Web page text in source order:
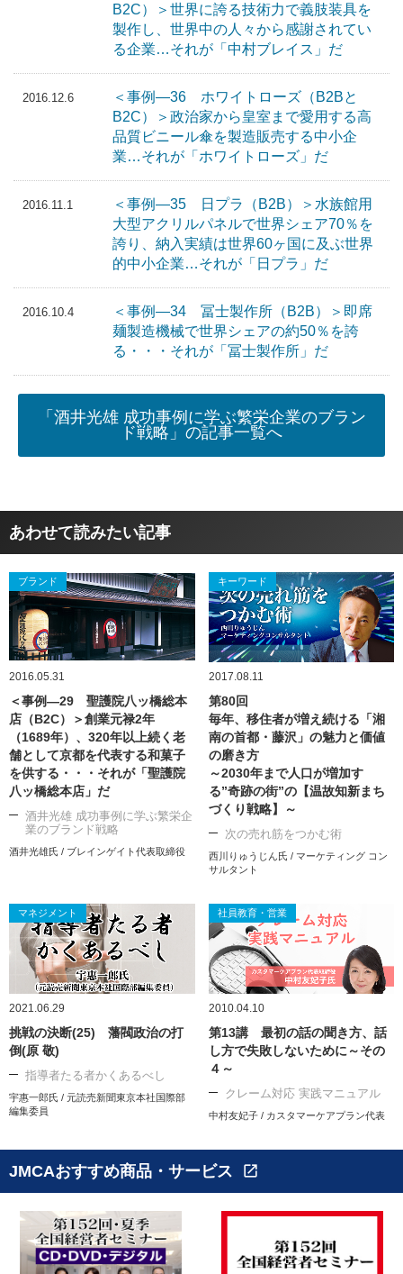
B2C）＞世界に誇る技術力で義肢装具を
製作し、世界中の人々から感謝されてい
る企業…それが「中村ブレイス」だ
2016.12.6
＜事例―36 ホワイトローズ（B2Bと
B2C）＞政治家から皇室まで愛用する高
品質ビニール傘を製造販売する中小企
業…それが「ホワイトローズ」だ
2016.11.1
＜事例―35 日プラ（B2B）＞水族館用
大型アクリルパネルで世界シェア70％を
誇り、納入実績は世界60ヶ国に及ぶ世界
的中小企業…それが「日プラ」だ
2016.10.4
＜事例―34 冨士製作所（B2B）＞即席
麺製造機械で世界シェアの約50％を誇
る・・・それが「冨士製作所」だ
「酒井光雄 成功事例に学ぶ繁栄企業のブラン
ド戦略」の記事一覧へ
あわせて読みたい記事
ブランド
2016.05.31
＜事例―29 聖護院八ッ橋総本
店（B2C）＞創業元禄2年
（1689年）、320年以上続く老
舗として京都を代表する和菓子
を供する・・・それが「聖護院
八ッ橋総本店」だ
酒井光雄 成功事例に学ぶ繁栄企
業のブランド戦略
酒井光雄氏 / ブレインゲイト代表取締役
キーワード
2017.08.11
第80回
毎年、移住者が増え続ける「湘
南の首都・藤沢」の魅力と価値
の磨き方
～2030年まで人口が増加す
る”奇跡の街”の【温故知新まち
づくり戦略】～
次の売れ筋をつかむ術
西川りゅうじん氏 / マーケティング コン
サルタント
マネジメント
2021.06.29
挑戦の決断(25) 藩閥政治の打
倒(原 敬)
指導者たる者かくあるべし
宇惠一郎氏 / 元読売新聞東京本社国際部
編集委員
社員教育・営業
2010.04.10
第13講 最初の話の聞き方、話
し方で失敗しないために～その
４～
クレーム対応 実践マニュアル
中村友妃子 / カスタマーケアプラン代表
JMCAおすすめ商品・サービス open_in_new